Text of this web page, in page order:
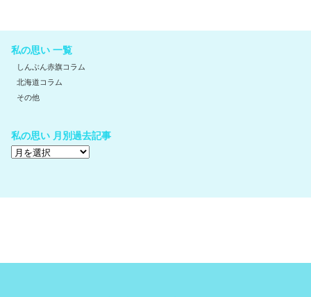
私の思い 一覧
しんぶん赤旗コラム
北海道コラム
その他
私の思い 月別過去記事